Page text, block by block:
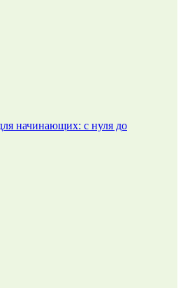
начинающих: с нуля до